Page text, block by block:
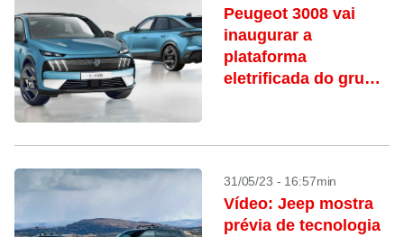
Peugeot 3008 vai
inaugurar a
plataforma
eletrificada do grupo
31/05/23 - 16:57min
Vídeo: Jeep mostra
prévia de tecnologia